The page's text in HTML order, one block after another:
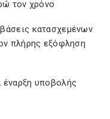
τον χρόνο
κατασχεμένων
πλήρης εξόφληση
υποβολής